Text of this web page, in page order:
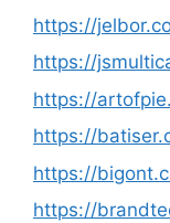
https://
https://
https://
https://
https://
https://